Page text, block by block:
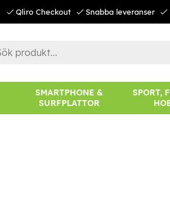
Qliro Checkout Snabba leveranser
SMARTPHONE &
SURFPLATTOR
SPORT,